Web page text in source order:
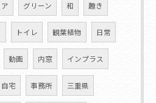
グリーン 和 趣き
トイレ 観葉植物 日常
動画 内窓 インプラス
自宅 事務所 三重県